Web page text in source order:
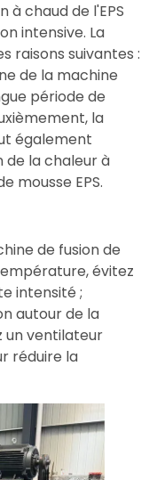
à chaud de l'EPS
intensive. La
raisons suivantes :
de la machine
période de
la
également
de la chaleur à
mousse EPS.
de fusion de
évitez
intensité ;
autour de la
un ventilateur
réduire la